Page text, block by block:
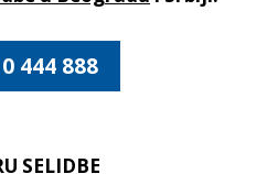
444 888
SELIDBE